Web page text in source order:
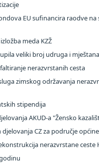
EU sufinancira raodve na
meda KZŽ
veliki broj udruga i mještana
nerazvrstanih cesta
usluga zimskog održavanja
stipendija
AKUD-a "Žensko
CZ za područje
nerazvrstane